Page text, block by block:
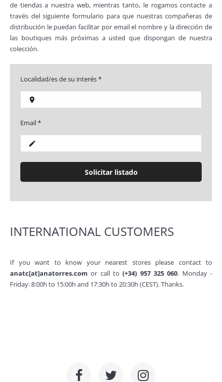
de tiendas a nuestra web, mientras tanto, le rogamos contacte a
través del siguiente formulario para que nuestras compañeras de
distribución le puedan facilitar por email el nombre y la dirección de
las boutiques más próximas a usted que dispongan de nuestra
colección.
Localidad/es de su interés *
Email *
INTERNATIONAL CUSTOMERS
If you want to know your nearest stores please contact to
anatc[at]anatorres.com or call to(+34) 957 325 060. Monday -
Friday: 8:00h to 15:00h and 17:30h to 20:30h (CEST). Thanks.